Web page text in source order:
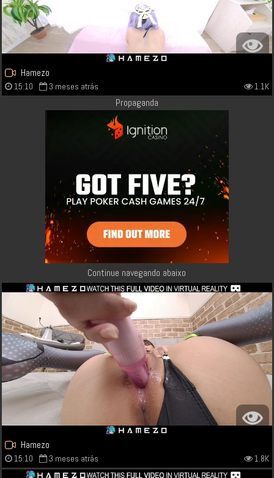
Hamezo
15:10 3 meses atrás 1.1K
Propaganda
Continue navegando abaixo
Hamezo
15:10 3 meses atrás 1.8K